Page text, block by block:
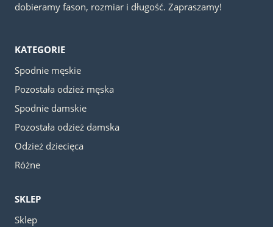
dobieramy fason, rozmiar i długość. Zapraszamy!
KATEGORIE
Spodnie męskie
Pozostała odzież męska
Spodnie damskie
Pozostała odzież damska
Odzież dziecięca
Różne
SKLEP
Sklep